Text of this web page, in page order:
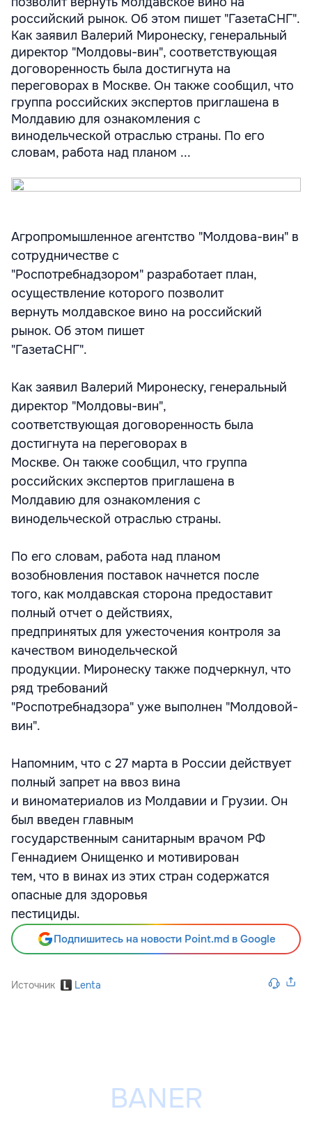
российский рынок. Об этом пишет "ГазетаСНГ".
Как заявил Валерий Миронеску, генеральный
директор "Молдовы-вин", соответствующая
договоренность была достигнута на
переговорах в Москве. Он также сообщил, что
группа российских экспертов приглашена в
Молдавию для ознакомления с
винодельческой отраслью страны. По его
словам, работа над планом ...
Агропромышленное агентство "Молдова-вин" в
сотрудничестве с
"Роспотребнадзором" разработает план,
осуществление которого позволит
вернуть молдавское вино на российский
рынок. Об этом пишет
"ГазетаСНГ".
Как заявил Валерий Миронеску, генеральный
директор "Молдовы-вин",
соответствующая договоренность была
достигнута на переговорах в
Москве. Он также сообщил, что группа
российских экспертов приглашена в
Молдавию для ознакомления с
винодельческой отраслью страны.
По его словам, работа над планом
возобновления поставок начнется после
того, как молдавская сторона предоставит
полный отчет о действиях,
предпринятых для ужесточения контроля за
качеством винодельческой
продукции. Миронеску также подчеркнул, что
ряд требований
"Роспотребнадзора" уже выполнен "Молдовой-
вин".
Напомним, что с 27 марта в России действует
полный запрет на ввоз вина
и виноматериалов из Молдавии и Грузии. Он
был введен главным
государственным санитарным врачом РФ
Геннадием Онищенко и мотивирован
тем, что в винах из этих стран содержатся
опасные для здоровья
пестициды.
Подпишитесь на новости Point.md в Google
Источник Lenta